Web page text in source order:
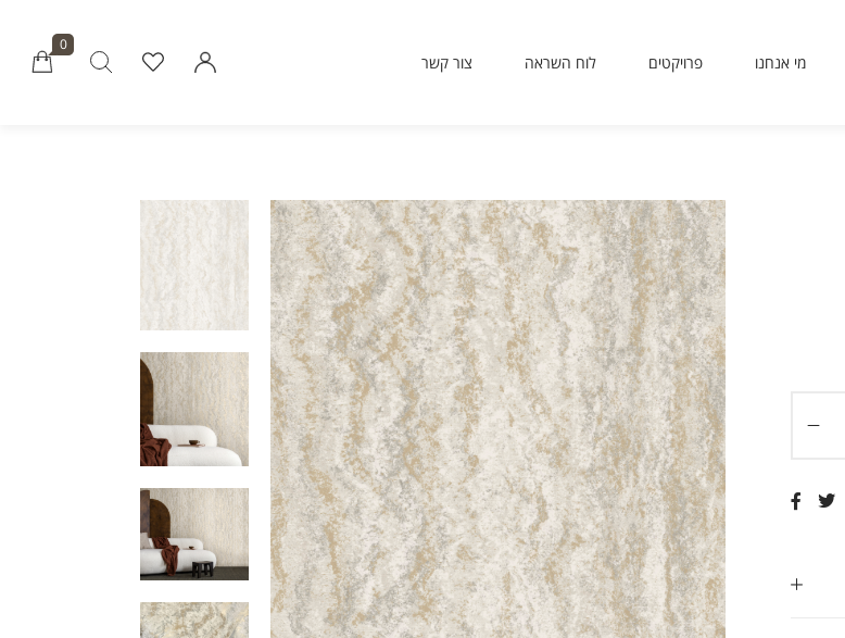
even hire freelancers. With an industry-leading
marketplace paired with an unlimited
subscription service, Envato helps creatives
like you get projects done faster.
About Envato
Careers
Privacy Policy
Sitemap
Community
Blog
Forums
Meetups
מי אנחנו פרויקטים לוח השראה צור קשר
0